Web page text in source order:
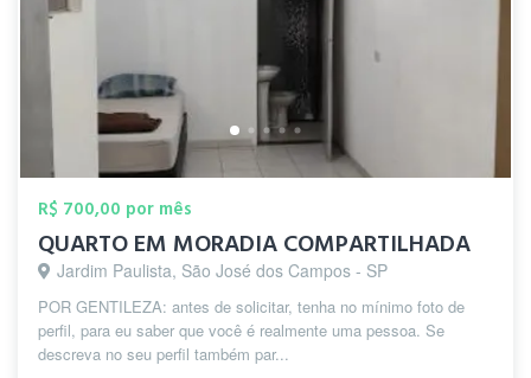
R$ 700,00 por mês
QUARTO EM MORADIA COMPARTILHADA
Jardim Paulista, São José dos Campos - SP
POR GENTILEZA: antes de solicitar, tenha no mínimo foto de
perfil, para eu saber que você é realmente uma pessoa. Se
descreva no seu perfil também par...